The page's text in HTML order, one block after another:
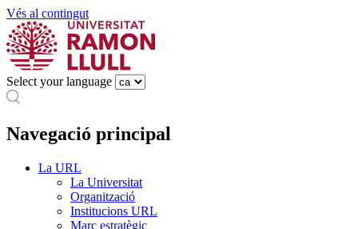
Vés al contingut
Select your language
Navegació principal
La URL
La Universitat
Organització
Institucions URL
Marc estratègic